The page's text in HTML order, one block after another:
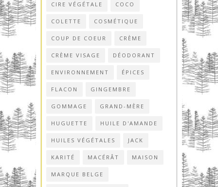
CIRE VÉGÉTALE COCO
COLETTE COSMÉTIQUE
COUP DE COEUR CRÈME
CRÈME VISAGE DÉODORANT
ENVIRONNEMENT ÉPICES
FLACON GINGEMBRE
GOMMAGE GRAND-MÈRE
HUGUETTE HUILE D'AMANDE
HUILES VÉGÉTALES JACK
KARITÉ MACÉRÂT MAISON
MARQUE BELGE